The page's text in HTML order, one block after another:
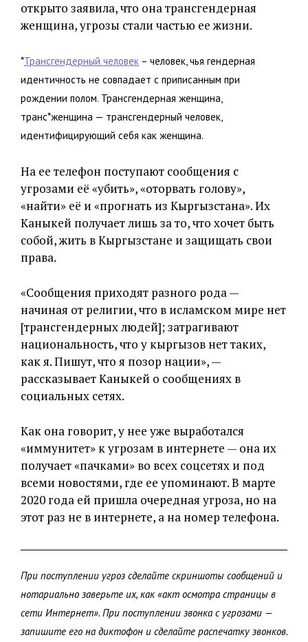
открыто заявила, что она трансгендерная
женщина, угрозы стали частью ее жизни.
*Трансгендерный человек – человек, чья гендерная
идентичность не совпадает с приписанным при
рождении полом. Трансгендерная женщина,
транс*женщина — трансгендерный человек,
идентифицирующий себя как женщина.
На ее телефон поступают сообщения с
угрозами её «убить», «оторвать голову»,
«найти» её и «прогнать из Кыргызстана». Их
Каныкей получает лишь за то, что хочет быть
собой, жить в Кыргызстане и защищать свои
права.
«Сообщения приходят разного рода —
начиная от религии, что в исламском мире нет
[трансгендерных людей]; затрагивают
национальность, что у кыргызов нет таких,
как я. Пишут, что я позор нации», —
рассказывает Каныкей о сообщениях в
социальных сетях.
Как она говорит, у нее уже выработался
«иммунитет» к угрозам в интернете — она их
получает «пачками» во всех соцсетях и под
всеми новостями, где ее упоминают. В марте
2020 года ей пришла очередная угроза, но на
этот раз не в интернете, а на номер телефона.
При поступлении угроз сделайте скриншоты сообщений и
нотариально заверьте их, как «акт осмотра страницы в
сети Интернет». При поступлении звонка с угрозами —
запишите его на диктофон и сделайте распечатку звонков.